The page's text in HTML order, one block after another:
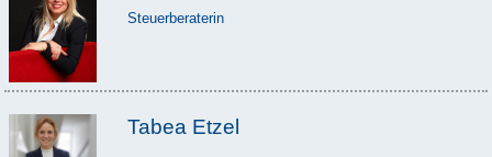
Steuerberaterin
Tabea Etzel